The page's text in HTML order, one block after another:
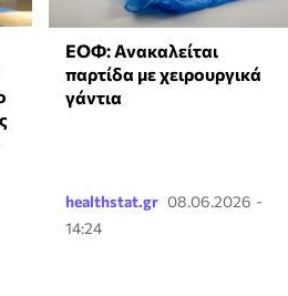
ΕΟΦ: Ανακαλείται
παρτίδα με χειρουργικά
γάντια
healthstat.gr 08.06.2026 -
14:24